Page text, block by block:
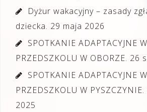
Dyżur wakacyjny – zasady
dziecka. 29 maja 2026
SPOTKANIE ADAPTACYJNE W
PRZEDSZKOLU W OBORZE. 26
SPOTKANIE ADAPTACYJNE W
PRZEDSZKOLU W PYSZCZYNIE.
2025